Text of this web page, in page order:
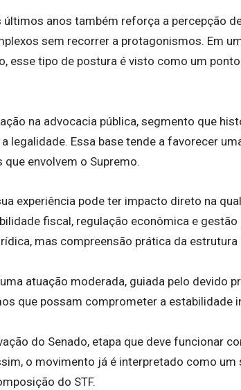
anos também reforça a percepção
sem recorrer a protagonismos. Em
esse tipo de postura é visto como um
na advocacia pública, segmento que
legalidade. Essa base tende a favorecer
envolvem o Supremo.
experiência pode ter impacto direto na
fiscal, regulação econômica e gestão
mas compreensão prática da estrutura
atuação moderada, guiada pelo devido
que possam comprometer a estabilidade
do Senado, etapa que deve funcionar
o movimento já é interpretado como um
do STF.